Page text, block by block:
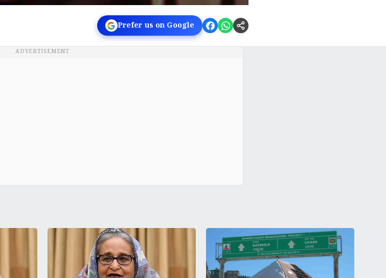
Prefer us on Google
ADVERTISEMENT